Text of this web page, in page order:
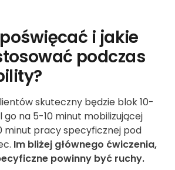
i jakie
podczas
skuteczny będzie blok 10-
go na 5-10 minut mobilizującej
minut pracy specyficznej pod
Im bliżej głównego ćwiczenia,
powinny być ruchy.